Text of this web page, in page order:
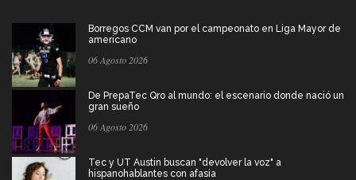
Borregos CCM van por el campeonato en Liga Mayor de
americano
06 Agosto 2026
De PrepaTec Qro al mundo: el escenario donde nació un
gran sueño
06 Agosto 2026
Tec y UT Austin buscan "devolver la voz" a
hispanohablantes con afasia